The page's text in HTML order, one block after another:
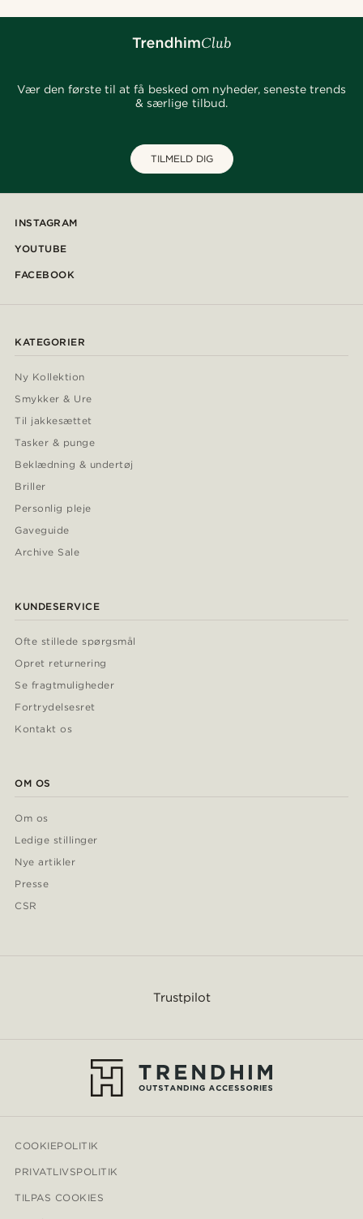
Vær den første til at få besked om nyheder, seneste trends
& særlige tilbud.
TILMELD DIG
INSTAGRAM
YOUTUBE
FACEBOOK
KATEGORIER
Ny Kollektion
Smykker & Ure
Til jakkesættet
Tasker & punge
Beklædning & undertøj
Briller
Personlig pleje
Gaveguide
Archive Sale
KUNDESERVICE
Ofte stillede spørgsmål
Opret returnering
Se fragtmuligheder
Fortrydelsesret
Kontakt os
OM OS
Om os
Ledige stillinger
Nye artikler
Presse
CSR
Trustpilot
COOKIEPOLITIK
PRIVATLIVSPOLITIK
TILPAS COOKIES